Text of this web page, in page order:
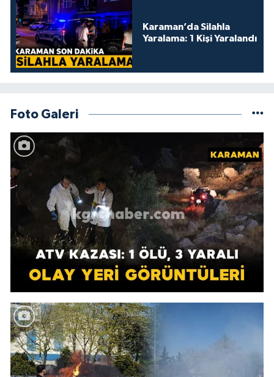
Karaman’da Silahla
Yaralama: 1 Kişi Yaralandı
Foto Galeri